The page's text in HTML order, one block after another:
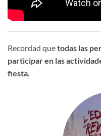
Recordad quetodas las
participar en las
fiesta.